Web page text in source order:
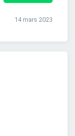
14 mars 2023